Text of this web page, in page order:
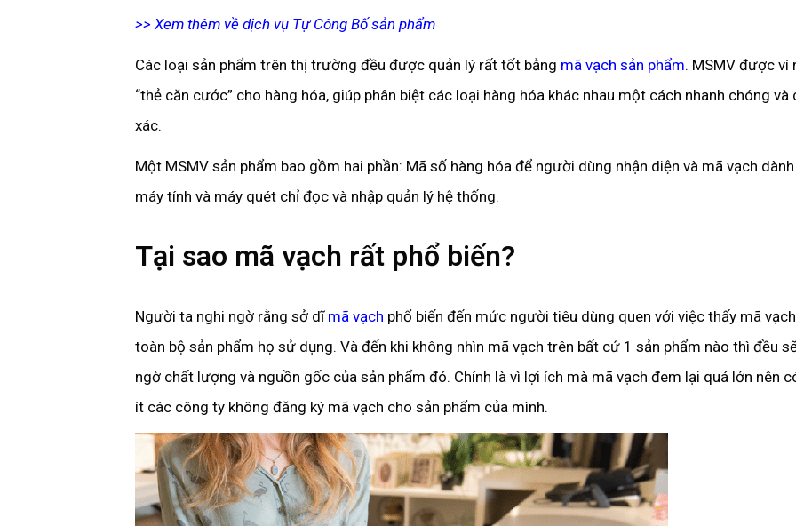
>> Xem thêm về dịch vụ Tự Công Bố sản phẩm
Các loại sản phẩm trên thị trường đều được quản lý rất tốt bằng mã vạch sản phẩm. MSMV được ví
“thẻ căn cước” cho hàng hóa, giúp phân biệt các loại hàng hóa khác nhau một cách nhanh chóng và
xác.
Một MSMV sản phẩm bao gồm hai phần: Mã số hàng hóa để người dùng nhận diện và mã vạch
máy tính và máy quét chỉ đọc và nhập quản lý hệ thống.
Tại sao mã vạch rất phổ biến?
Người ta nghi ngờ rằng sở dĩ mã vạch phổ biến đến mức người tiêu dùng quen với việc thấy mã
toàn bộ sản phẩm họ sử dụng. Và đến khi không nhìn mã vạch trên bất cứ 1 sản phẩm nào thì đều
ngờ chất lượng và nguồn gốc của sản phẩm đó. Chính là vì lợi ích mà mã vạch đem lại quá lớn nên
ít các công ty không đăng ký mã vạch cho sản phẩm của mình.